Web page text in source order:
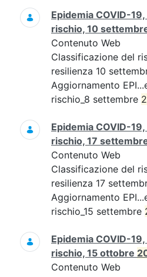
Epidemia COVID-
rischio, 10
Contenuto Web
Classificazione del
resilienza 10
Aggiornamento
rischio_8 settembre
Epidemia COVID-
rischio, 17
Contenuto Web
Classificazione del
resilienza 17
Aggiornamento
rischio_15 settembre
Epidemia COVID-
rischio, 15 ottobre
Contenuto Web